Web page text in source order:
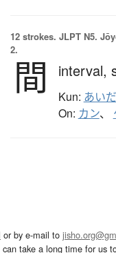
12 strokes. JLPT N5.
2.
間 interval,
Kun: あいだ
On: カン、
or by e-mail to
take a long time for us